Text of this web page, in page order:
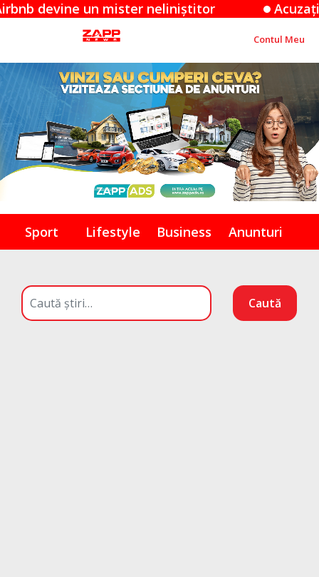
un mister neliniștitor Acuzațiile Apple
Contul Meu
Sport Lifestyle Business Anunturi
Caută